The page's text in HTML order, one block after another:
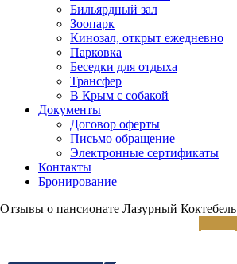
Бильярдный зал
Зоопарк
Кинозал, открыт ежедневно
Парковка
Беседки для отдыха
Трансфер
В Крым с собакой
Документы
Договор оферты
Письмо обращение
Электронные сертификаты
Контакты
Бронирование
Отзывы о пансионате Лазурный Коктебель